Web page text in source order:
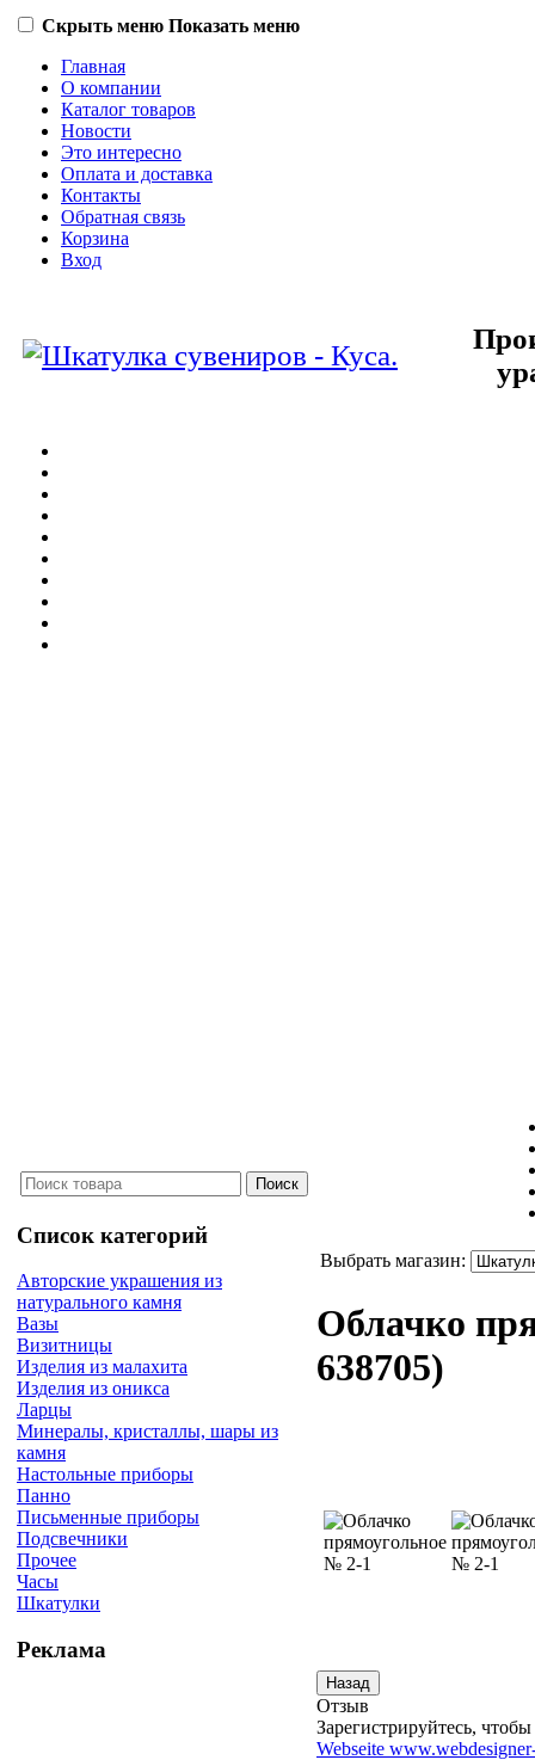
Скрыть меню Показать меню
Главная
О компании
Каталог товаров
Новости
Это интересно
Оплата и доставка
Контакты
Обратная связь
Корзина
Вход
Список категорий
Авторские украшения из
натурального камня
Вазы
Визитницы
Изделия из малахита
Изделия из оникса
Ларцы
Минералы, кристаллы, шары из
камня
Настольные приборы
Панно
Письменные приборы
Подсвечники
Прочее
Часы
Шкатулки
Реклама
Выбрать магазин:
Облачко
638705)
Отзыв
Зарегистрируйтесь, чтобы
Webseite